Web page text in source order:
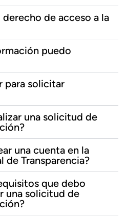
derecho de acceso a la
puedo
para solicitar
una solicitud de
una cuenta en la
de Transparencia?
que debo
una solicitud de